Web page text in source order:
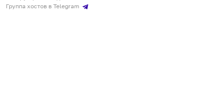
Группа хостов в Telegram